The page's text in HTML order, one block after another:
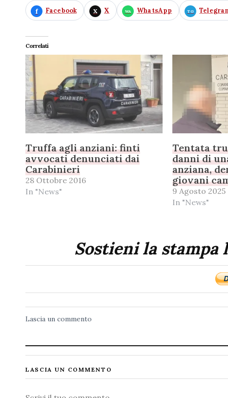
Facebook X WhatsApp
Correlati
Truffa agli anziani: finti
avvocati denunciati dai
Carabinieri
28 Ottobre 2016
In "News"
Tentata
danni di
anziana,
giovani
9 Agosto 2025
In "News"
Sostieni la stampa
Lascia un commento
LASCIA UN COMMENTO
Commento